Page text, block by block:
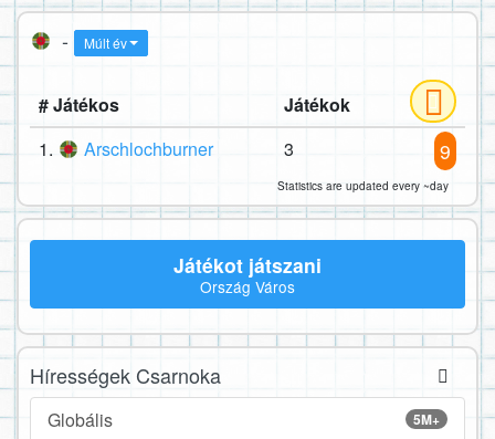
- Múlt év
# Játékos
Játékok
1.
Arschlochburner 3 9
Statistics are updated every ~day
Játékot játszani
Ország Város
Hírességek Csarnoka
5M+
Globális